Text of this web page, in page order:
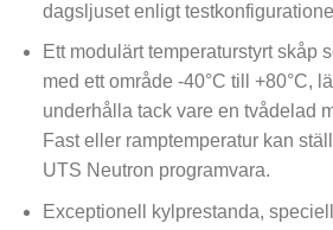
dagsljuset enligt
Ett modulärt temperaturstyrt skåp
med ett område -40°C till +80°C,
underhålla tack vare en tvådelad
Fast eller ramptemperatur kan
UTS Neutron programvara.
Exceptionell kylprestanda,